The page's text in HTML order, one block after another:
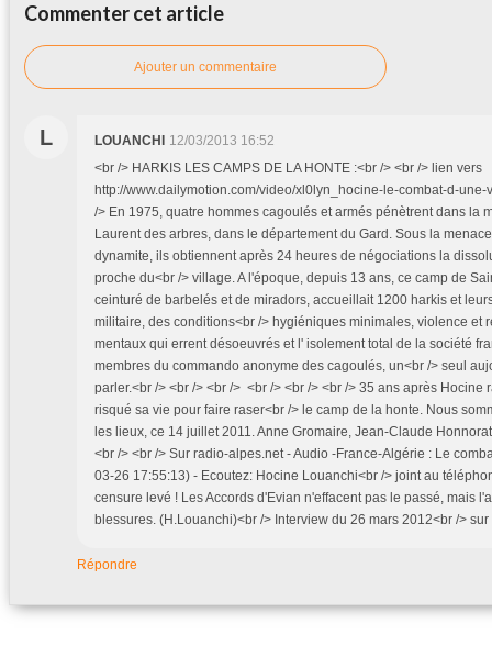
Commenter cet article
Ajouter un commentaire
L LOUANCHI
12/03/2013 16:52
<br /> HARKIS LES CAMPS DE LA HONTE :<br /> <br /> lien vers
http://www.dailymotion.com/video/xl0lyn_hocine-le-combat-d-une-
/> En 1975, quatre hommes cagoulés et armés pénètrent dans la
Laurent des arbres, dans le département du Gard. Sous la
dynamite, ils obtiennent après 24 heures de négociations la
proche du<br /> village. A l'époque, depuis 13 ans, ce camp de
ceinturé de barbelés et de miradors, accueillait 1200 harkis et
militaire, des conditions<br /> hygiéniques minimales, violence et
mentaux qui errent désoeuvrés et l' isolement total de la société
membres du commando anonyme des cagoulés, un<br /> seul
parler.<br /> <br /> <br /> <br /> <br /> <br /> 35 ans après Hocine
risqué sa vie pour faire raser<br /> le camp de la honte. Nous
les lieux, ce 14 juillet 2011. Anne Gromaire, Jean-Claude
<br /> <br /> Sur radio-alpes.net - Audio -France-Algérie : Le
03-26 17:55:13) - Ecoutez: Hocine Louanchi<br /> joint au
censure levé ! Les Accords d'Evian n'effacent pas le passé, mais
blessures. (H.Louanchi)<br /> Interview du 26 mars 2012<br />
Répondre